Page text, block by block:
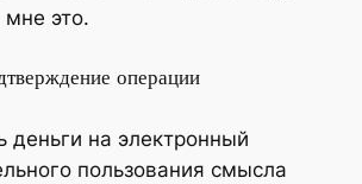
мне это.
операции
деньги на электронный
пользования смысла